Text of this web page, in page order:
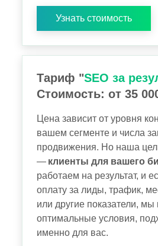
Узнать стоимость
Тариф "SEO за
Стоимость: от 35
Цена зависит от уровня
вашем сегменте и числа
продвижения. Но наша
— клиенты для вашего
работаем на результат, и
оплату за лиды, трафик,
или другие показатели,
оптимальные условия,
именно для вас.